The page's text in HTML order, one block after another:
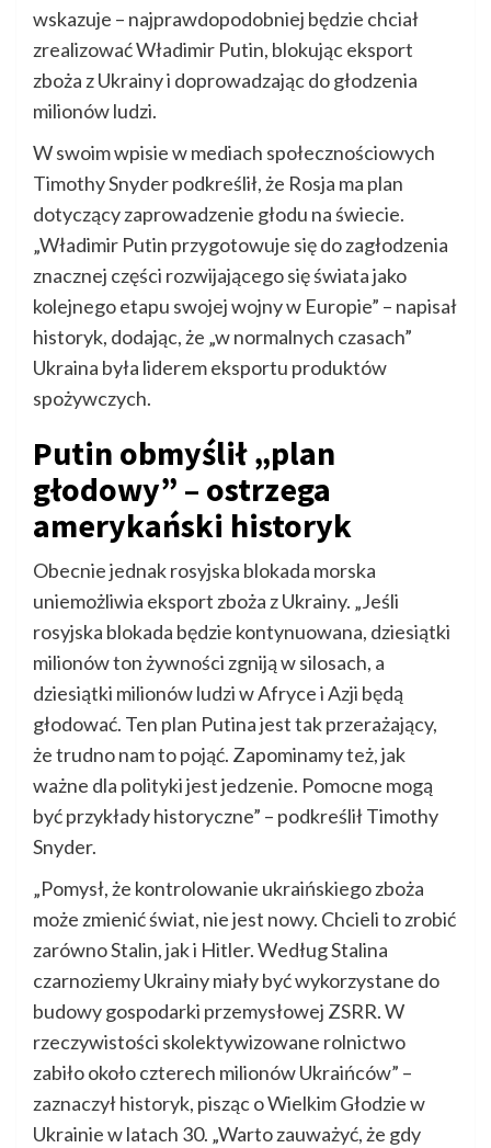
wskazuje – najprawdopodobniej będzie chciał
zrealizować Władimir Putin, blokując eksport
zboża z Ukrainy i doprowadzając do głodzenia
milionów ludzi.
W swoim wpisie w mediach społecznościowych
Timothy Snyder podkreślił, że Rosja ma plan
dotyczący zaprowadzenie głodu na świecie.
„Władimir Putin przygotowuje się do zagłodzenia
znacznej części rozwijającego się świata jako
kolejnego etapu swojej wojny w Europie” – napisał
historyk, dodając, że „w normalnych czasach”
Ukraina była liderem eksportu produktów
spożywczych.
Putin obmyślił „plan
głodowy” – ostrzega
amerykański historyk
Obecnie jednak rosyjska blokada morska
uniemożliwia eksport zboża z Ukrainy. „Jeśli
rosyjska blokada będzie kontynuowana, dziesiątki
milionów ton żywności zgniją w silosach, a
dziesiątki milionów ludzi w Afryce i Azji będą
głodować. Ten plan Putina jest tak przerażający,
że trudno nam to pojąć. Zapominamy też, jak
ważne dla polityki jest jedzenie. Pomocne mogą
być przykłady historyczne” – podkreślił Timothy
Snyder.
„Pomysł, że kontrolowanie ukraińskiego zboża
może zmienić świat, nie jest nowy. Chcieli to zrobić
zarówno Stalin, jak i Hitler. Według Stalina
czarnoziemy Ukrainy miały być wykorzystane do
budowy gospodarki przemysłowej ZSRR. W
rzeczywistości skolektywizowane rolnictwo
zabiło około czterech milionów Ukraińców” –
zaznaczył historyk, pisząc o Wielkim Głodzie w
Ukrainie w latach 30. „Warto zauważyć, że gdy